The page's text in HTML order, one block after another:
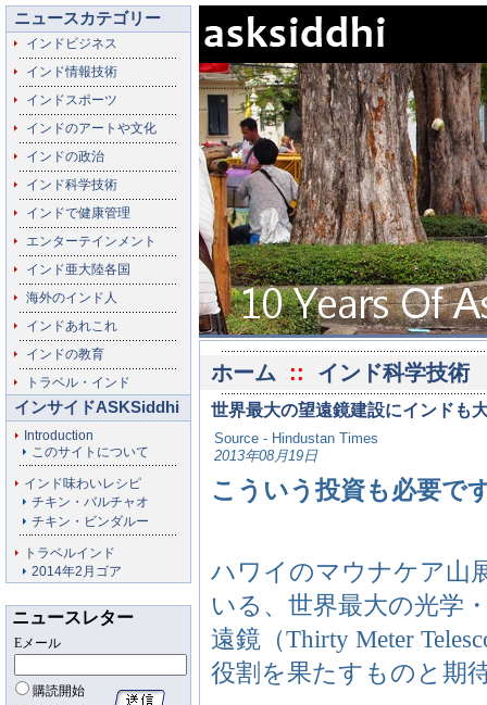
ニュースカテゴリー
インドビジネス
インド情報技術
インドスポーツ
インドのアートや文化
インドの政治
インド科学技術
インドで健康管理
エンターテインメント
インド亜大陸各国
海外のインド人
インドあれこれ
インドの教育
トラベル・インド
インサイドASKSiddhi
Introduction
このサイトについて
インド味わいレシピ
チキン・バルチャオ
チキン・ビンダルー
トラベルインド
2014年2月ゴア
ニュースレター
Eメール
購読開始
ホーム :: インド科学技術
世界最大の望遠鏡建設にインドも
Source - Hindustan Times
2013年08月19日
こういう投資も必要で
ハワイのマウナケア山
いる、世界最大の光学
遠鏡（Thirty Meter
役割を果たすものと期